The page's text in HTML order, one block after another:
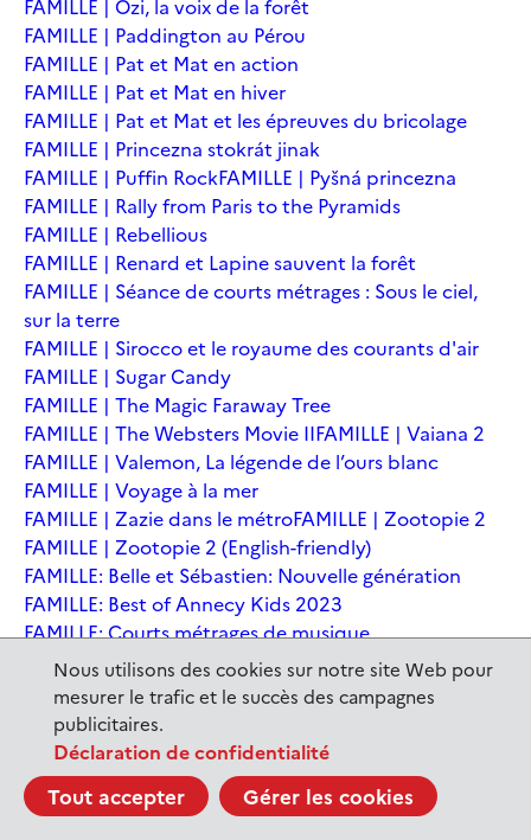
Nous utilisons des cookies sur notre site Web pour
mesurer le trafic et le succès des campagnes
publicitaires.
Déclaration de confidentialité
Tout accepter Gérer les cookies
FAMILLE | Ozi, la voix de la forêt
FAMILLE | Paddington au Pérou
FAMILLE | Pat et Mat en action
FAMILLE | Pat et Mat en hiver
FAMILLE | Pat et Mat et les épreuves du bricolage
FAMILLE | Princezna stokrát jinak
FAMILLE | Puffin RockFAMILLE | Pyšná princezna
FAMILLE | Rally from Paris to the Pyramids
FAMILLE | Rebellious
FAMILLE | Renard et Lapine sauvent la forêt
FAMILLE | Séance de courts métrages : Sous le ciel,
sur la terre
FAMILLE | Sirocco et le royaume des courants d'air
FAMILLE | Sugar Candy
FAMILLE | The Magic Faraway Tree
FAMILLE | The Websters Movie IIFAMILLE | Vaiana 2
FAMILLE | Valemon, La légende de l’ours blanc
FAMILLE | Voyage à la mer
FAMILLE | Zazie dans le métroFAMILLE | Zootopie 2
FAMILLE | Zootopie 2 (English-friendly)
FAMILLE: Belle et Sébastien: Nouvelle génération
FAMILLE: Best of Annecy Kids 2023
FAMILLE: Courts métrages de musique
FAMILLE: Courts-métrages
FAMILLE: Cycle: Drôles de rencontres
FAMILLE: En sortant de l'école - Andrée Chedid
FAMILLE: Ernest et Célestine: Le voyage en Charabie
FAMILLE: Festival International du court métrage
Clermont-Ferrand